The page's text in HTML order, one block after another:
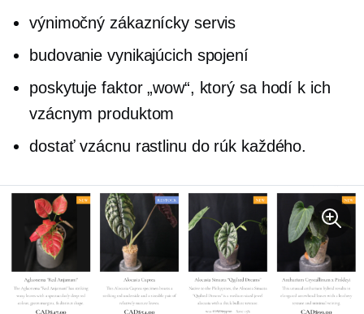
výnimočný zákaznícky servis
budovanie vynikajúcich spojení
poskytuje faktor „wow“, ktorý sa hodí k ich
vzácnym produktom
dostať vzácnu rastlinu do rúk každého.